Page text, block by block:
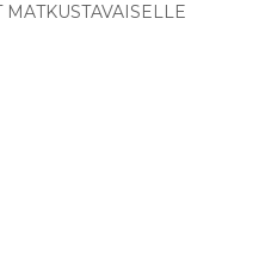
MATKUSTAVAISELLE